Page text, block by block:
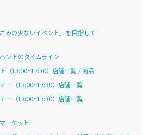
みの少ないイベント」を目指して
ントのタイムライン
（13:00~17:30）店舗一覧 / 商品
ー（13:00~17:30）店舗一覧
ー（13:00~17:30）店舗一覧
ーケット